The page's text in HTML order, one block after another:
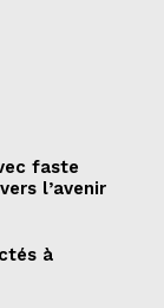
faste
l’avenir
à